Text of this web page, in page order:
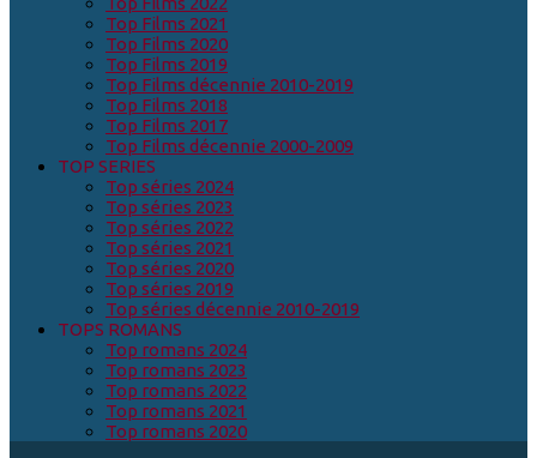
Top Films 2021
Top Films 2020
Top Films 2019
Top Films décennie 2010-2019
Top Films 2018
Top Films 2017
Top Films décennie 2000-2009
TOP SERIES
Top séries 2024
Top séries 2023
Top séries 2022
Top séries 2021
Top séries 2020
Top séries 2019
Top séries décennie 2010-2019
TOPS ROMANS
Top romans 2024
Top romans 2023
Top romans 2022
Top romans 2021
Top romans 2020